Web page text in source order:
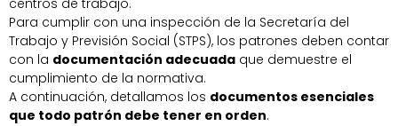
centros de trabajo.
Para cumplir con una inspección de la Secretaría del
Trabajo y Previsión Social (STPS), los patrones deben contar
con la documentación adecuada que demuestre el
cumplimiento de la normativa.
A continuación, detallamos los documentos esenciales
que todo patrón debe tener en orden.